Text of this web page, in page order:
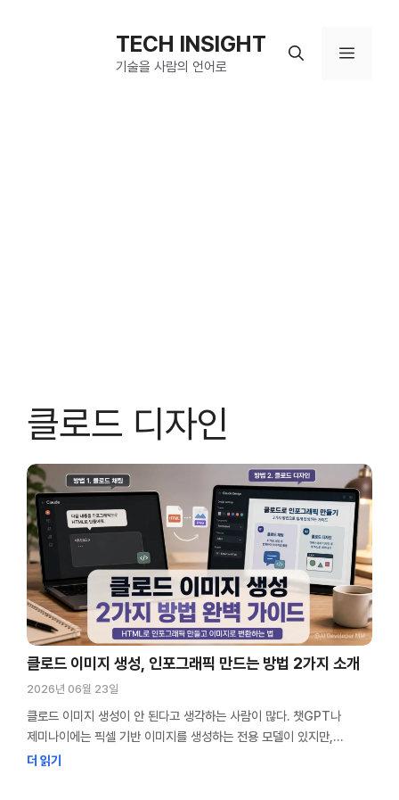
TECH INSIGHT
기술을 사람의 언어로
메
클로드 디자인
클로드 이미지 생성, 인포그래픽 만드는 방법 2가지 소개
2026년 06월 23일
클로드 이미지 생성이 안 된다고 생각하는 사람이 많다. 챗GPT나
제미나이에는 픽셀 기반 이미지를 생성하는 전용 모델이 있지만,
클로드에는 그런 모델이 없기 때문이다. 하지만 클로드도 HTML 기반
더 읽기